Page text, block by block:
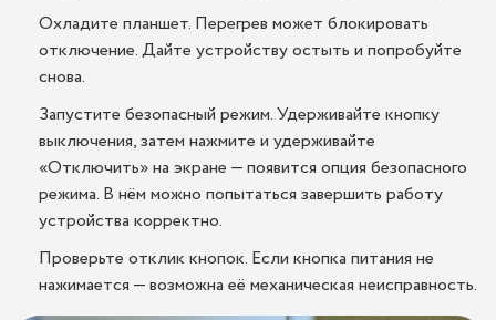
Охладите планшет. Перегрев может блокировать
отключение. Дайте устройству остыть и попробуйте
снова.
Запустите безопасный режим. Удерживайте кнопку
выключения, затем нажмите и удерживайте
«Отключить» на экране — появится опция безопасного
режима. В нём можно попытаться завершить работу
устройства корректно.
Проверьте отклик кнопок. Если кнопка питания не
нажимается — возможна её механическая неисправность.